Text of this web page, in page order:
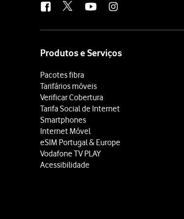
Produtos e Serviços
Pacotes fibra
Tarifários móveis
Verificar Cobertura
Tarifa Social de Internet
Smartphones
Internet Móvel
eSIM Portugal & Europe
Vodafone TV PLAY
Acessibilidade